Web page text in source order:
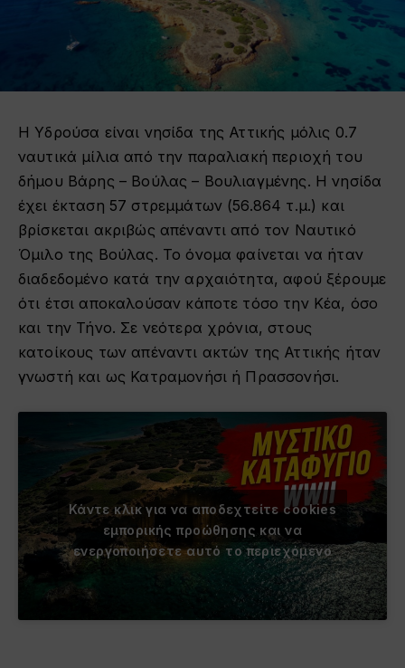
Η Υδρούσα είναι νησίδα της Αττικής μόλις 0.7
ναυτικά μίλια από την παραλιακή περιοχή του
δήμου Βάρης – Βούλας – Βουλιαγμένης. Η νησίδα
έχει έκταση 57 στρεμμάτων (56.864 τ.μ.) και
βρίσκεται ακριβώς απέναντι από τον Ναυτικό
Όμιλο της Βούλας. Το όνομα φαίνεται να ήταν
διαδεδομένο κατά την αρχαιότητα, αφού ξέρουμε
ότι έτσι αποκαλούσαν κάποτε τόσο την Κέα, όσο
και την Τήνο. Σε νεότερα χρόνια, στους
κατοίκους των απέναντι ακτών της Αττικής ήταν
γνωστή και ως Κατραμονήσι ή Πρασσονήσι.
Κάντε κλικ για να αποδεχτείτε cookies
εμπορικής προώθησης και να
ενεργοποιήσετε αυτό το περιεχόμενο